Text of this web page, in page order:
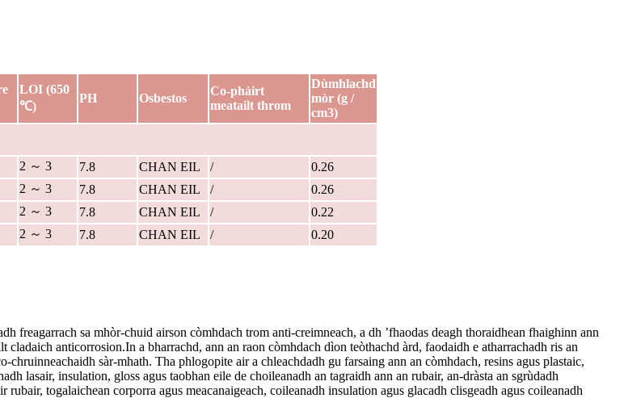
LOI (650
℃)
PH Osbestos
Co-phàirt
meatailt throm
Dùmhlachd
mòr (g /
cm3)
2 ～ 3 7.8 CHAN EIL /
0.26
2 ～ 3 7.8 CHAN EIL /
0.26
2 ～ 3 7.8 CHAN EIL /
0.22
2 ～ 3 7.8 CHAN EIL / 0.20
sa mhòr-chuid airson còmhdach trom anti-creimneach, a dh ’fhaodas deagh thoraidhean fhaighinn ann
anticorrosion.In a bharrachd, ann an raon còmhdach dìon teòthachd àrd, faodaidh e atharrachadh ris an
sàr-mhath. Tha phlogopite air a chleachdadh gu farsaing ann an còmhdach, resins agus plastaic,
lasair, insulation, gloss agus taobhan eile de choileanadh an tagraidh ann an rubair, an-dràsta an sgrùdadh
rubair, togalaichean corporra agus meacanaigeach, coileanadh insulation agus glacadh clisgeadh agus coileanadh